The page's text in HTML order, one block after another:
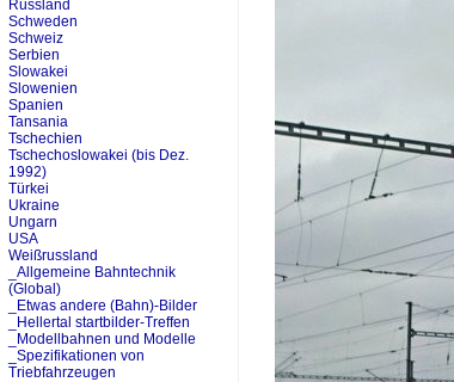
Russland
Schweden
Schweiz
Serbien
Slowakei
Slowenien
Spanien
Tansania
Tschechien
Tschechoslowakei (bis Dez.
1992)
Türkei
Ukraine
Ungarn
USA
Weißrussland
_Allgemeine Bahntechnik
(Global)
_Etwas andere (Bahn)-Bilder
_Hellertal startbilder-Treffen
_Modellbahnen und Modelle
_Spezifikationen von
Triebfahrzeugen